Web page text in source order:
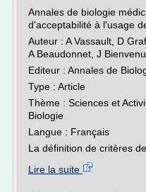
Annales de biologie
d'acceptabilité à l'usage
Auteur : A Vassault, D
A Beaudonnet, J Bienvenu
Editeur : Annales de
Type : Article
Thème : Sciences et
Biologie
Langue : Français
La définition de critères
Lire la suite